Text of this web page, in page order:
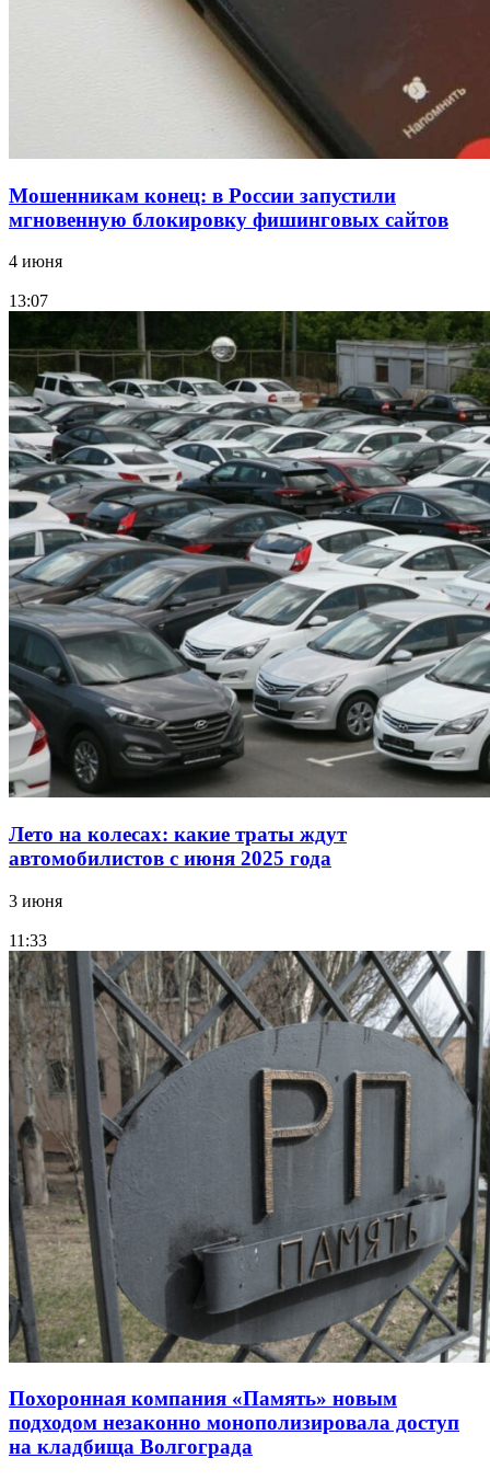
Мошенникам конец: в России запустили
мгновенную блокировку фишинговых сайтов
4 июня
13:07
Лето на колесах: какие траты ждут
автомобилистов с июня 2025 года
3 июня
11:33
Похоронная компания «Память» новым
подходом незаконно монополизировала доступ
на кладбища Волгограда